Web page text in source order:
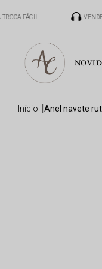
FÁCIL
início anel navete